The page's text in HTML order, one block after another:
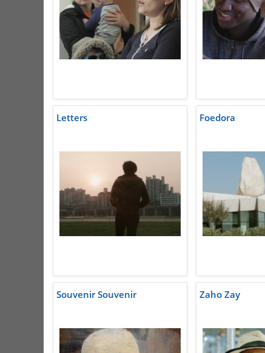
Letters Foedora
Souvenir Souvenir Zaho Zay